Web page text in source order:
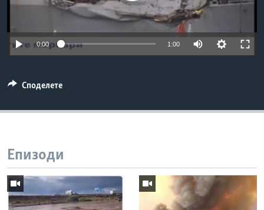
ИНТЕРВЈУА
0:00 1:00
Споделете
Епизоди